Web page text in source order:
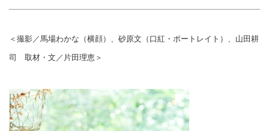
＜撮影／馬場わかな（横顔）、砂原文（口紅・ポートレイト）、山田耕
司 取材・文／片田理恵＞